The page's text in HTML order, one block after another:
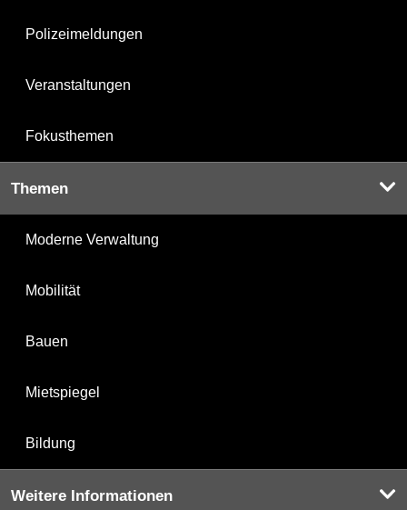
Polizeimeldungen
Veranstaltungen
Fokusthemen
Themen
Moderne Verwaltung
Mobilität
Bauen
Mietspiegel
Bildung
Weitere Informationen